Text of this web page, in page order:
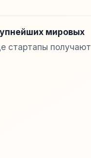
мировых
стартапы получают